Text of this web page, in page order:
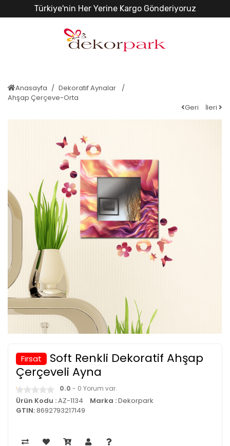
Türkiye'nin Her Yerine Kargo Gönderiyoruz
Anasayfa
Dekoratif Aynalar
Ahşap Çerçeve-Orta
Geri
İleri
Fırsat
Soft Renkli Dekoratif Ahşap
Çerçeveli Ayna
0.0 - 0 Yorum var.
Ürün Kodu :AZ-1134 Marka :Dekorpark
GTIN:8692793217149